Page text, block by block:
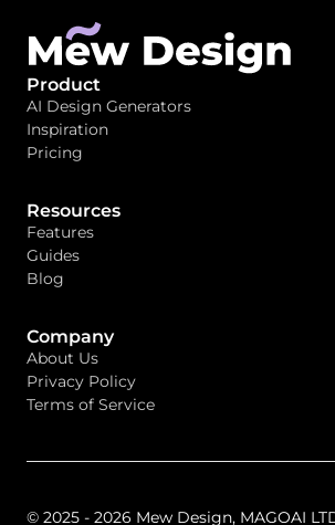
Product
AI Design Generators
Inspiration
Pricing
Resources
Features
Guides
Blog
Company
About Us
Privacy Policy
Terms of Service
© 2025 - 2026 Mew Design, MAGOAI